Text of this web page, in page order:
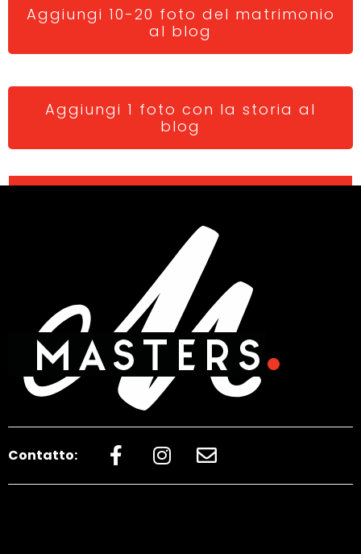
Aggiungi 10-20 foto del matrimonio
al blog
Aggiungi 1 foto con la storia al
blog
Contatto: